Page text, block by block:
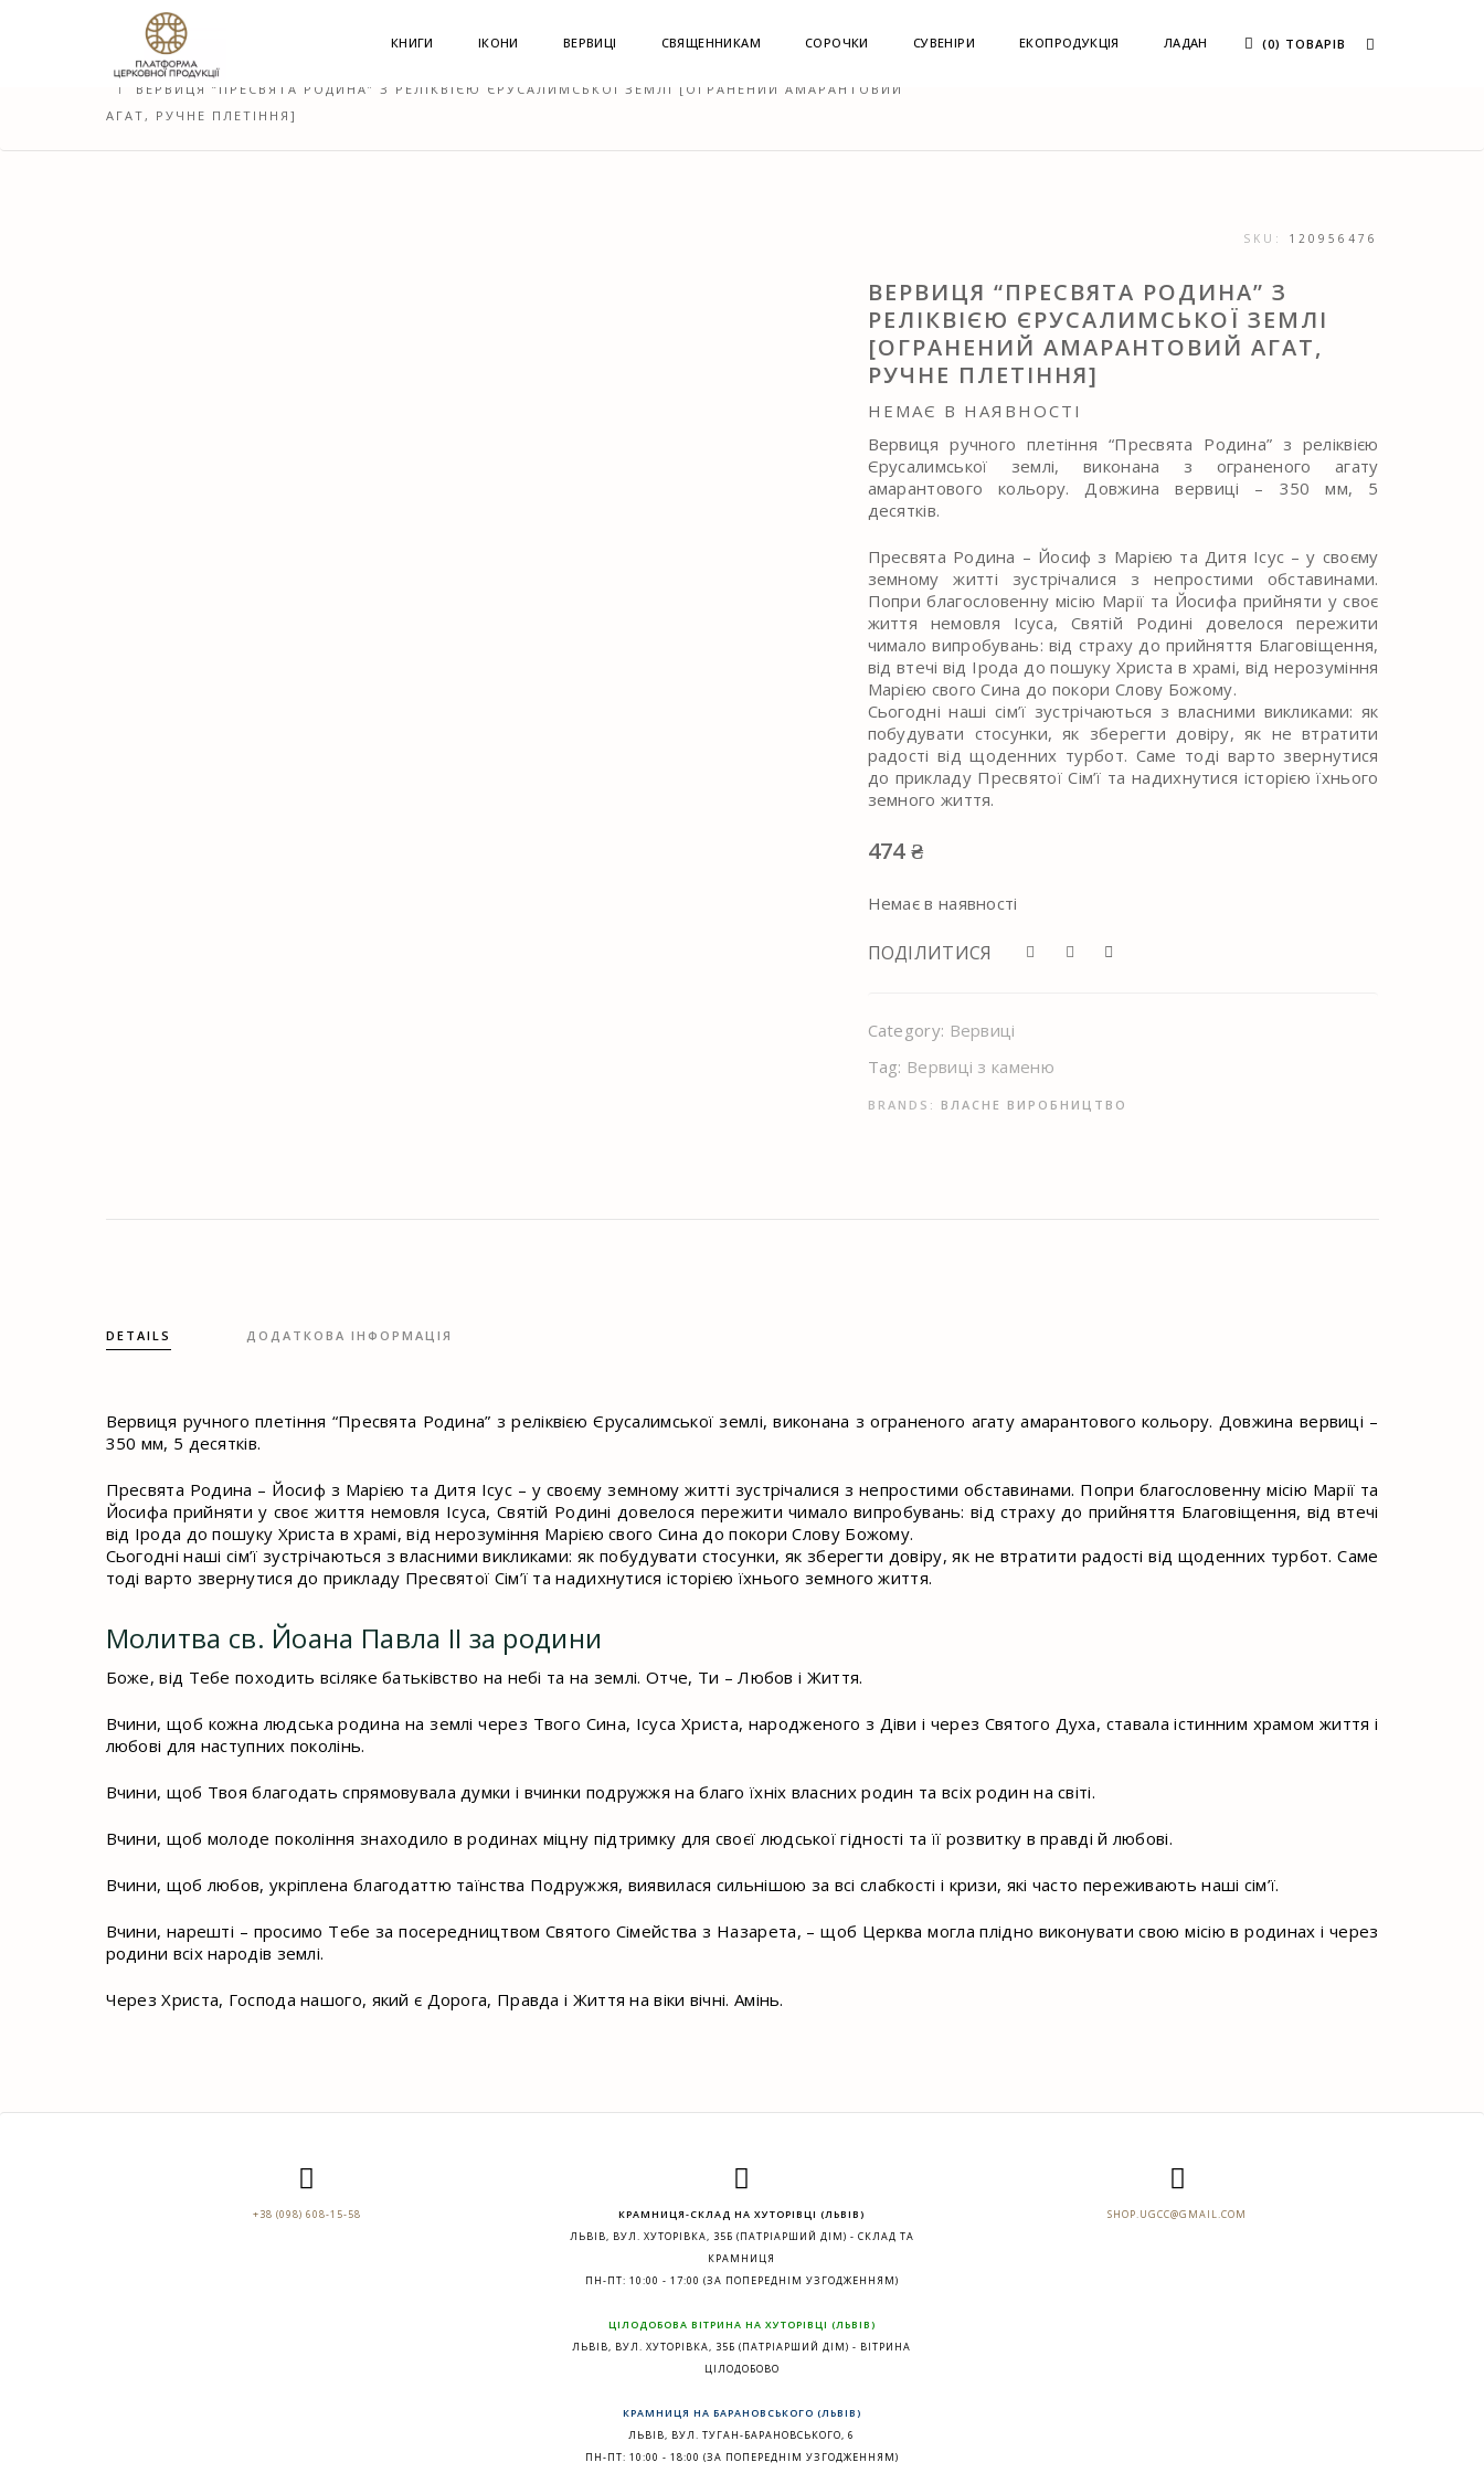
КНИГИ ІКОНИ ВЕРВИЦІ СВЯЩЕННИКАМ СОРОЧКИ СУВЕНІРИ ЕКОПРОДУКЦІЯ ЛАДАН
(0) ТОВАРІВ
HOME
КРАМНИЦЯ
ВЕРВИЦЯ “ПРЕСВЯТА РОДИНА” З РЕЛІКВІЄЮ ЄРУСАЛИМСЬКОЇ ЗЕМЛІ [ОГРАНЕНИЙ АМАРАНТОВИЙ
АГАТ, РУЧНЕ ПЛЕТІННЯ]
SKU: 120956476
ВЕРВИЦЯ “ПРЕСВЯТА РОДИНА” З
РЕЛІКВІЄЮ ЄРУСАЛИМСЬКОЇ ЗЕМЛІ
[ОГРАНЕНИЙ АМАРАНТОВИЙ АГАТ,
РУЧНЕ ПЛЕТІННЯ]
НЕМАЄ В НАЯВНОСТІ
Вервиця ручного плетіння “Пресвята Родина” з реліквією
Єрусалимської землі, виконана з ограненого агату
амарантового кольору. Довжина вервиці – 350 мм, 5
десятків.
Пресвята Родина – Йосиф з Марією та Дитя Ісус – у своєму
земному житті зустрічалися з непростими обставинами.
Попри благословенну місію Марії та Йосифа прийняти у своє
життя немовля Ісуса, Святій Родині довелося пережити
чимало випробувань: від страху до прийняття Благовіщення,
від втечі від Ірода до пошуку Христа в храмі, від нерозуміння
Марією свого Сина до покори Слову Божому.
Сьогодні наші сім’ї зустрічаються з власними викликами: як
побудувати стосунки, як зберегти довіру, як не втратити
радості від щоденних турбот. Саме тоді варто звернутися
до прикладу Пресвятої Сім’ї та надихнутися історією їхнього
земного життя.
474₴
Немає в наявності
ПОДІЛИТИСЯ
Category: Вервиці
Tag: Вервиці з каменю
BRANDS: ВЛАСНЕ ВИРОБНИЦТВО
DETAILS ДОДАТКОВА ІНФОРМАЦІЯ
Вервиця ручного плетіння “Пресвята Родина” з реліквією Єрусалимської землі, виконана з ограненого агату амарантового кольору. Довжина вервиці –
350 мм, 5 десятків.
Пресвята Родина – Йосиф з Марією та Дитя Ісус – у своєму земному житті зустрічалися з непростими обставинами. Попри благословенну місію Марії та
Йосифа прийняти у своє життя немовля Ісуса, Святій Родині довелося пережити чимало випробувань: від страху до прийняття Благовіщення, від втечі
від Ірода до пошуку Христа в храмі, від нерозуміння Марією свого Сина до покори Слову Божому.
Сьогодні наші сім’ї зустрічаються з власними викликами: як побудувати стосунки, як зберегти довіру, як не втратити радості від щоденних турбот. Саме
тоді варто звернутися до прикладу Пресвятої Сім’ї та надихнутися історією їхнього земного життя.
Молитва св. Йоана Павла II за родини
Боже, від Тебе походить всіляке батьківство на небі та на землі. Отче, Ти – Любов і Життя.
Вчини, щоб кожна людська родина на землі через Твого Сина, Ісуса Христа, народженого з Діви і через Святого Духа, ставала істинним храмом життя і
любові для наступних поколінь.
Вчини, щоб Твоя благодать спрямовувала думки і вчинки подружжя на благо їхніх власних родин та всіх родин на світі.
Вчини, щоб молоде покоління знаходило в родинах міцну підтримку для своєї людської гідності та її розвитку в правді й любові.
Вчини, щоб любов, укріплена благодаттю таїнства Подружжя, виявилася сильнішою за всі слабкості і кризи, які часто переживають наші сім’ї.
Вчини, нарешті – просимо Тебе за посередництвом Святого Сімейства з Назарета, – щоб Церква могла плідно виконувати свою місію в родинах і через
родини всіх народів землі.
Через Христа, Господа нашого, який є Дорога, Правда і Життя на віки вічні. Амінь.
+38 (098) 608-15-58
КРАМНИЦЯ-СКЛАД НА ХУТОРІВЦІ (ЛЬВІВ)
ЛЬВІВ, ВУЛ. ХУТОРІВКА, 35Б (ПАТРІАРШИЙ ДІМ) - СКЛАД ТА
КРАМНИЦЯ
ПН-ПТ: 10:00 - 17:00 (ЗА ПОПЕРЕДНІМ УЗГОДЖЕННЯМ)
ЦІЛОДОБОВА ВІТРИНА НА ХУТОРІВЦІ (ЛЬВІВ)
ЛЬВІВ, ВУЛ. ХУТОРІВКА, 35Б (ПАТРІАРШИЙ ДІМ) - ВІТРИНА
ЦІЛОДОБОВО
КРАМНИЦЯ НА БАРАНОВСЬКОГО (ЛЬВІВ)
ЛЬВІВ, ВУЛ. ТУГАН-БАРАНОВСЬКОГО, 6
ПН-ПТ: 10:00 - 18:00 (ЗА ПОПЕРЕДНІМ УЗГОДЖЕННЯМ)
SHOP.UGCC@GMAIL.COM